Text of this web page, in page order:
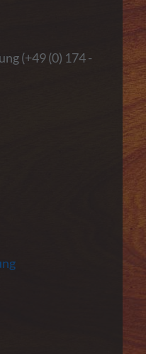
(+49 (0) 174 -